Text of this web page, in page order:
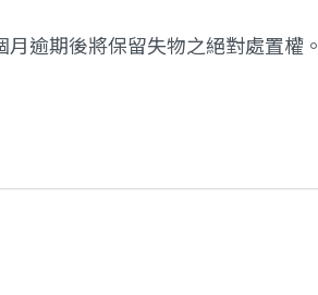
逾期後將保留失物之絕對處置權。